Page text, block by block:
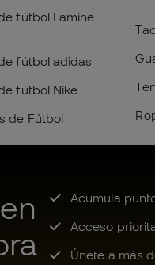
fútbol Lamine
fútbol adidas
fútbol Nike
de Fútbol
Acumula
Acceso
Únete a más